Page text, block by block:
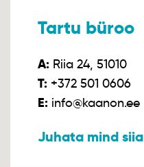
Tartu büroo
A: Riia 24, 51010
T: +372 501 0606
E: info@kaanon.ee
Juhata mind siia